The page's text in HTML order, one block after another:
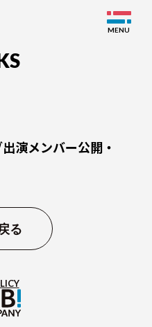
演メンバー公開・
る